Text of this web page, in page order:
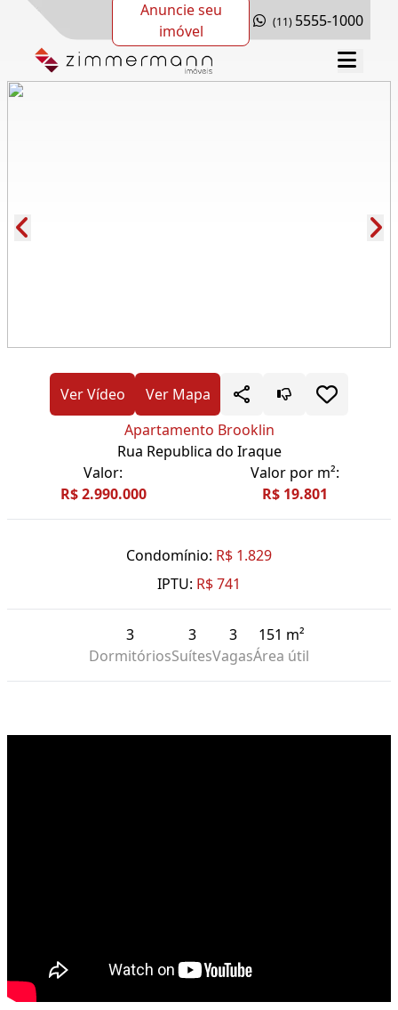
Anuncie seu
imóvel
(11) 5555-1000
Ver Vídeo
Ver Mapa
Apartamento Brooklin
Rua Republica do Iraque
Valor:
R$ 2.990.000
Valor por m²:
R$ 19.801
Condomínio: R$ 1.829
IPTU: R$ 741
3
Dormitórios
3
Suítes
3
Vagas
151 m²
Área útil